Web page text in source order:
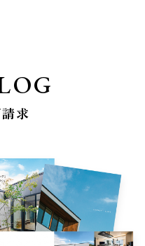
求